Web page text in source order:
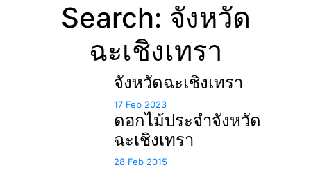
Search: จังหวัด
ฉะเชิงเทรา
จังหวัดฉะเชิงเทรา
17 Feb 2023
ดอกไม้ประจำจังหวัด
ฉะเชิงเทรา
28 Feb 2015